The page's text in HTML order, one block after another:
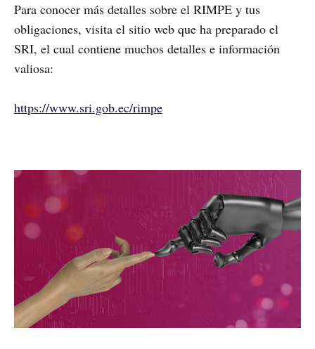
Para conocer más detalles sobre el RIMPE y tus
obligaciones, visita el sitio web que ha preparado el
SRI, el cual contiene muchos detalles e información
valiosa:
https://www.sri.gob.ec/rimpe